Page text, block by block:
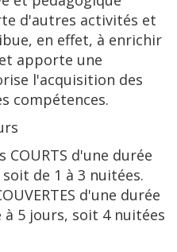
d'autres activités et
en effet, à enrichir
apporte une
l'acquisition des
compétences.
COURTS d'une durée
de 1 à 3 nuitées.
d'une durée
5 jours, soit 4 nuitées